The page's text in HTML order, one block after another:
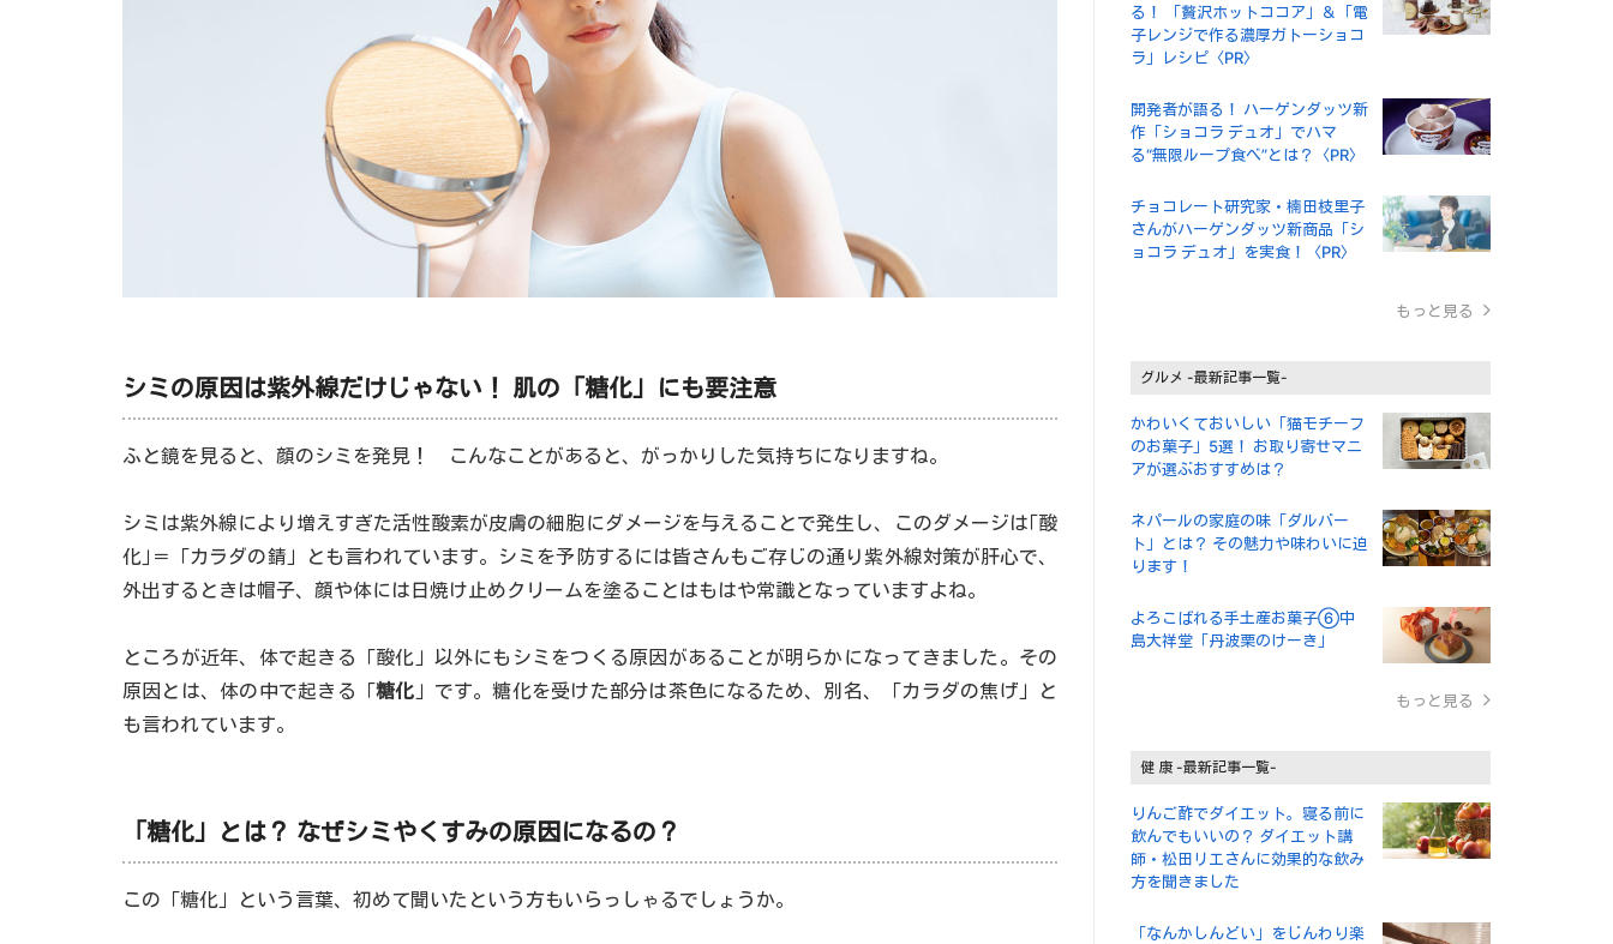
シミの原因は紫外線だけじゃない！ 肌の「糖化」にも要注意
ふと鏡を見ると、顔のシミを発見！ こんなことがあると、がっかりした気持ちになりますね。
シミは紫外線により増えすぎた活性酸素が皮膚の細胞にダメージを与えることで発生し、このダメージは｢酸
化｣＝「カラダの錆」とも言われています。シミを予防するには皆さんもご存じの通り紫外線対策が肝心で、
外出するときは帽子、顔や体には日焼け止めクリームを塗ることはもはや常識となっていますよね。
ところが近年、体で起きる「酸化」以外にもシミをつくる原因があることが明らかになってきました。その
原因とは、体の中で起きる「糖化」です。糖化を受けた部分は茶色になるため、別名、「カラダの焦げ」と
も言われています。
「糖化」とは？ なぜシミやくすみの原因になるの？
この「糖化」という言葉、初めて聞いたという方もいらっしゃるでしょうか。
る！ 「贅沢ホットココア」＆「電
子レンジで作る濃厚ガトーショコ
ラ」レシピ〈PR〉
開発者が語る！ ハーゲンダッツ新
作「ショコラ デュオ」でハマ
る“無限ループ食べ”とは？〈PR〉
チョコレート研究家・楠田枝里子
さんがハーゲンダッツ新商品「シ
ョコラ デュオ」を実食！〈PR〉
もっと見る
グルメ -最新記事一覧-
かわいくておいしい「猫モチーフ
のお菓子」5選！ お取り寄せマニ
アが選ぶおすすめは？
ネパールの家庭の味「ダルバー
ト」とは？ その魅力や味わいに迫
ります！
よろこばれる手土産お菓子⑥中
島大祥堂「丹波栗のけーき」
もっと見る
健 康 -最新記事一覧-
りんご酢でダイエット。寝る前に
飲んでもいいの？ ダイエット講
師・松田リエさんに効果的な飲み
方を聞きました
「なんかしんどい」をじんわり楽